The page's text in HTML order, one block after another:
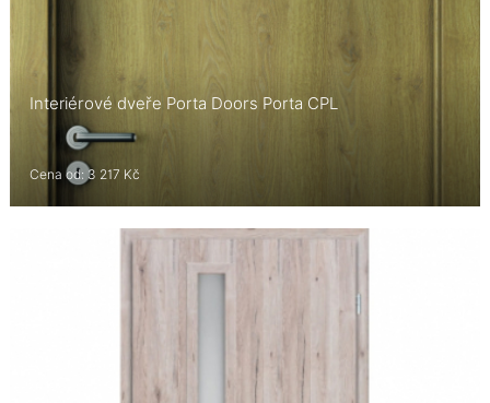
Interiérové dveře Porta Doors Porta CPL
Cena od: 3 217 Kč